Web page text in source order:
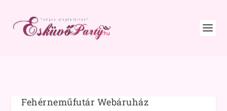
Fehérneműfutár Webáruház